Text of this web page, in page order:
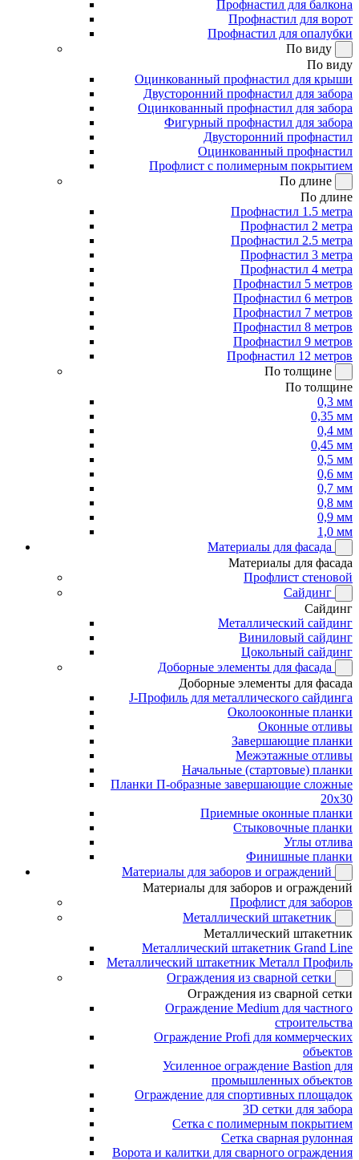
Профнастил для балкона
Профнастил для ворот
Профнастил для опалубки
По виду
По виду
Оцинкованный профнастил для крыши
Двусторонний профнастил для забора
Оцинкованный профнастил для забора
Фигурный профнастил для забора
Двусторонний профнастил
Оцинкованный профнастил
Профлист с полимерным покрытием
По длине
По длине
Профнастил 1.5 метра
Профнастил 2 метра
Профнастил 2.5 метра
Профнастил 3 метра
Профнастил 4 метра
Профнастил 5 метров
Профнастил 6 метров
Профнастил 7 метров
Профнастил 8 метров
Профнастил 9 метров
Профнастил 12 метров
По толщине
По толщине
0,3 мм
0,35 мм
0,4 мм
0,45 мм
0,5 мм
0,6 мм
0,7 мм
0,8 мм
0,9 мм
1,0 мм
Материалы для фасада
Материалы для фасада
Профлист стеновой
Сайдинг
Сайдинг
Металлический сайдинг
Виниловый сайдинг
Цокольный сайдинг
Доборные элементы для фасада
Доборные элементы для фасада
J-Профиль для металлического сайдинга
Околооконные планки
Оконные отливы
Завершающие планки
Межэтажные отливы
Начальные (стартовые) планки
Планки П-образные завершающие сложные
20x30
Приемные оконные планки
Стыковочные планки
Углы отлива
Финишные планки
Материалы для заборов и ограждений
Материалы для заборов и ограждений
Профлист для заборов
Металлический штакетник
Металлический штакетник
Металлический штакетник Grand Line
Металлический штакетник Металл Профиль
Ограждения из сварной сетки
Ограждения из сварной сетки
Ограждение Medium для частного
строительства
Ограждение Profi для коммерческих
объектов
Усиленное ограждение Bastion для
промышленных объектов
Ограждение для спортивных площадок
3D сетки для забора
Сетка с полимерным покрытием
Сетка сварная рулонная
Ворота и калитки для сварного ограждения